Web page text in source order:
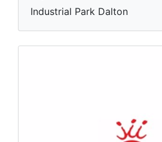
Industrial Park Dalton